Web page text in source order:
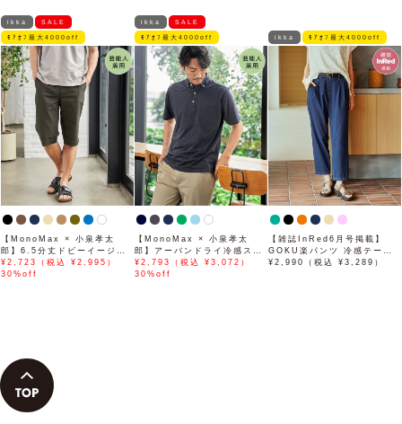
ikka SALE
ﾓｱｵﾌ最大4000off
【MonoMax × 小泉孝太
郎】6.5分丈ドビーイージー
ハーフパンツ「小泉孝太郎さ
ん着用モデル」
¥2,723（税込 ¥2,995）
30%off
ikka SALE
ﾓｱｵﾌ最大4000off
【MonoMax × 小泉孝太
郎】アーバンドライ冷感スイ
スボタンダウンポロシャツ
「小泉孝太郎さん着用モデ
¥2,793（税込 ¥3,072）
30%off
ikka ﾓｱｵﾌ最大4000off
【雑誌InRed6月号掲載】
GOKU楽パンツ 冷感テーパ
ード【接触冷感】
¥2,990（税込 ¥3,289）